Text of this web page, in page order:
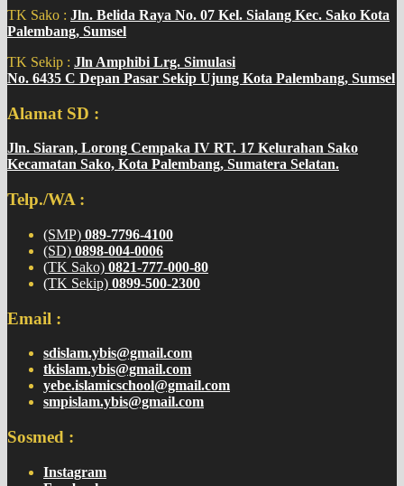
TK Sako : Jln. Belida Raya No. 07 Kel. Sialang Kec. Sako Kota
Palembang, Sumsel
TK Sekip : Jln Amphibi Lrg. Simulasi
No. 6435 C Depan Pasar Sekip Ujung Kota Palembang, Sumsel
Alamat SD :
Jln. Siaran, Lorong Cempaka IV RT. 17 Kelurahan Sako
Kecamatan Sako, Kota Palembang, Sumatera Selatan.
Telp./WA :
(SMP) 089-7796-4100
(SD) 0898-004-0006
(TK Sako) 0821-777-000-80
(TK Sekip) 0899-500-2300
Email :
sdislam.ybis@gmail.com
tkislam.ybis@gmail.com
yebe.islamicschool@gmail.com
smpislam.ybis@gmail.com
Sosmed :
Instagram